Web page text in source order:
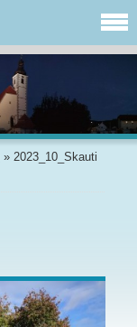
» 2023_10_Skauti